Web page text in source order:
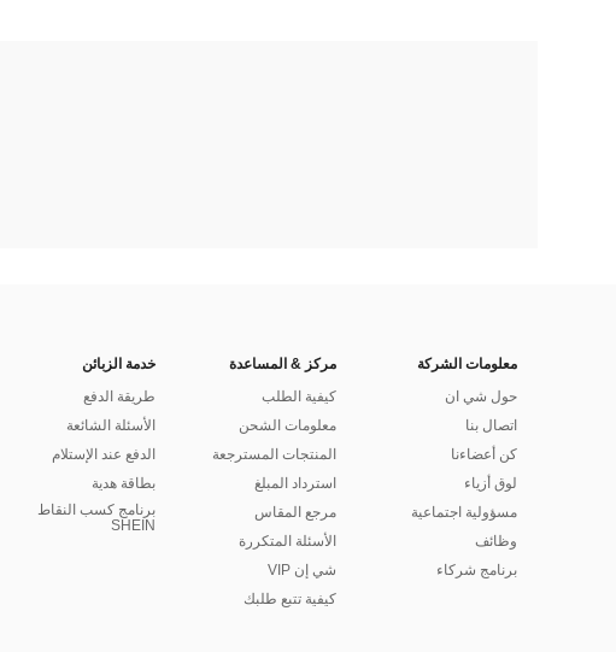
معلومات الشركة
حول شي ان
اتصال بنا
كن أعضاءنا
لوق أزياء
مسؤولية اجتماعية
وظائف
برنامج شركاء
مركز & المساعدة
كيفية الطلب
معلومات الشحن
المنتجات المسترجعة
استرداد المبلغ
مرجع المقاس
الأسئلة المتكررة
شي إن VIP
كيفية تتبع طلبك
خدمة الزبائن
طريقة الدفع
الأسئلة الشائعة
الدفع عند الإستلام
بطاقة هدية
برنامج كسب النقاط
SHEIN